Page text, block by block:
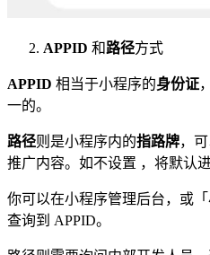
APPID 和路径方式
APPID 相当于小程序的身份证
一的。
路径则是小程序内的指路牌，
推广内容。如不设置 ，将默认
你可以在小程序管理后台，或
查询到 APPID。